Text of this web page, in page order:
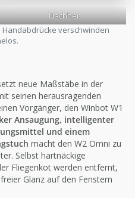
Nachher
verschwinden
neue Maßstäbe in der
seinen herausragenden
Vorgänger, den Winbot W1
Ansaugung, intelligenter
und einem
macht den W2 Omni zu
Selbst hartnäckige
Fliegenkot werden entfernt,
Glanz auf den Fenstern